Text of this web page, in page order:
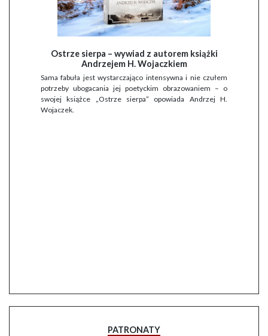
Ostrze sierpa – wywiad z autorem książki
Andrzejem H. Wojaczkiem
Sama fabuła jest wystarczająco intensywna i nie czułem
potrzeby ubogacania jej poetyckim obrazowaniem – o
swojej książce „Ostrze sierpa” opowiada Andrzej H.
Wojaczek.
PATRONATY